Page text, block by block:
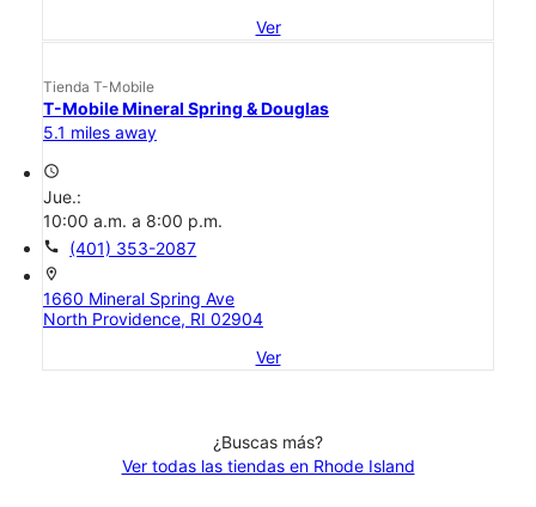
Ver
Tienda T-Mobile
T-Mobile Mineral Spring & Douglas
5.1 miles away
access_time
Jue.:
10:00 a.m. a 8:00 p.m.
call (401) 353-2087
location_on
1660 Mineral Spring Ave
North Providence, RI 02904
Ver
¿Buscas más?
Ver todas las tiendas en Rhode Island